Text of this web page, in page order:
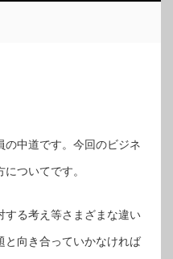
の中道です。今回のビジネ
についてです。
する考え等さまざまな違い
と向き合っていかなければ